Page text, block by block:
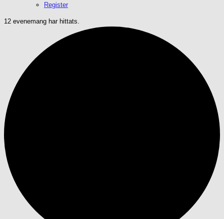
Register
12 evenemang har hittats.